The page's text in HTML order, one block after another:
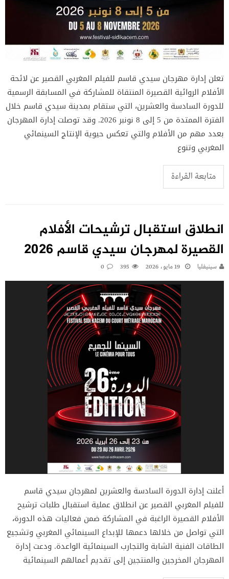
تعلن إدارة مهرجان سيدي قاسم للفيلم المغربي القصير عن لائحة
الأفلام الروائية القصيرة المنتقاة للمشاركة في المسابقة الرسمية
للدورة السادسة والعشرين، التي ستقام بمدينة سيدي قاسم خلال
الفترة الممتدة من 5 إلى 8 نونبر 2026. وقد توصلت إدارة المهرجان
بعدد مهم من الأفلام والتي تعكس حيوية الإنتاج السينمائي
المغربي وتنوع
متابعة القراءة
انطلاق استقبال ترشيحات الأفلام
القصيرة لمهرجان سيدي قاسم 2026
سينيفليا 19 مايو، 2026 395
0
أعلنت إدارة الدورة السادسة والعشرين لمهرجان سيدي قاسم
للفيلم المغربي القصير عن انطلاق عملية استقبال طلبات ترشيح
الأفلام القصيرة الراغبة في المشاركة ضمن فعاليات هذه الدورة،
التي تواصل من خلالها دعمها للإبداع السينمائي المغربي وتشجيع
الطاقات الفنية الشابة والتجارب السينمائية الواعدة. ودعت إدارة
المهرجان المخرجين والمنتجين إلى تقديم أعمالهم السينمائية